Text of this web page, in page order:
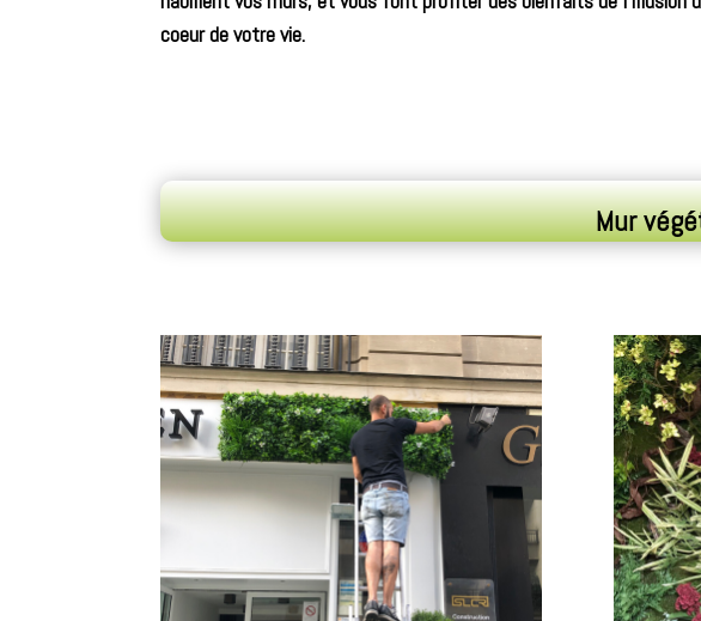
coeur de votre vie.
Mur